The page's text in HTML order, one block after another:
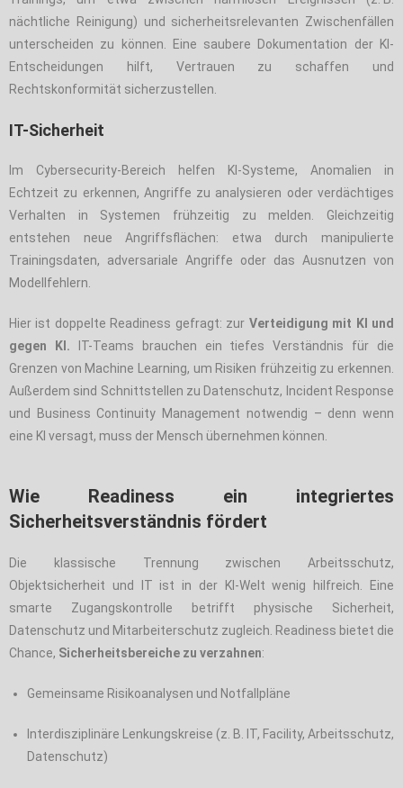
nächtliche Reinigung) und sicherheitsrelevanten Zwischenfällen
unterscheiden zu können. Eine saubere Dokumentation der KI-
Entscheidungen hilft, Vertrauen zu schaffen und
Rechtskonformität sicherzustellen.
IT-Sicherheit
Im Cybersecurity-Bereich helfen KI-Systeme, Anomalien in
Echtzeit zu erkennen, Angriffe zu analysieren oder verdächtiges
Verhalten in Systemen frühzeitig zu melden. Gleichzeitig
entstehen neue Angriffsflächen: etwa durch manipulierte
Trainingsdaten, adversariale Angriffe oder das Ausnutzen von
Modellfehlern.
Hier ist doppelte Readiness gefragt: zur Verteidigung mit KI und
gegen KI. IT-Teams brauchen ein tiefes Verständnis für die
Grenzen von Machine Learning, um Risiken frühzeitig zu erkennen.
Außerdem sind Schnittstellen zu Datenschutz, Incident Response
und Business Continuity Management notwendig – denn wenn
eine KI versagt, muss der Mensch übernehmen können.
Wie Readiness ein integriertes
Sicherheitsverständnis fördert
Die klassische Trennung zwischen Arbeitsschutz,
Objektsicherheit und IT ist in der KI-Welt wenig hilfreich. Eine
smarte Zugangskontrolle betrifft physische Sicherheit,
Datenschutz und Mitarbeiterschutz zugleich. Readiness bietet die
Chance, Sicherheitsbereiche zu verzahnen:
Gemeinsame Risikoanalysen und Notfallpläne
Interdisziplinäre Lenkungskreise (z. B. IT, Facility, Arbeitsschutz,
Datenschutz)